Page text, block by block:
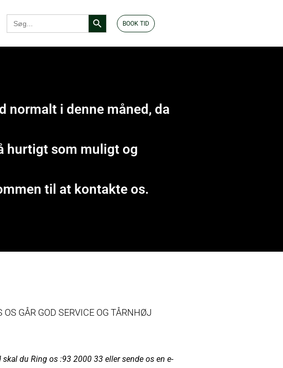
Search
for:
Search Button
BOOK TID
normalt i denne måned, da
hurtigt som muligt og
til at kontakte os.
GÅR GOD SERVICE OG TÅRNHØJ
du Ring os :93 2000 33 eller sende os en e-